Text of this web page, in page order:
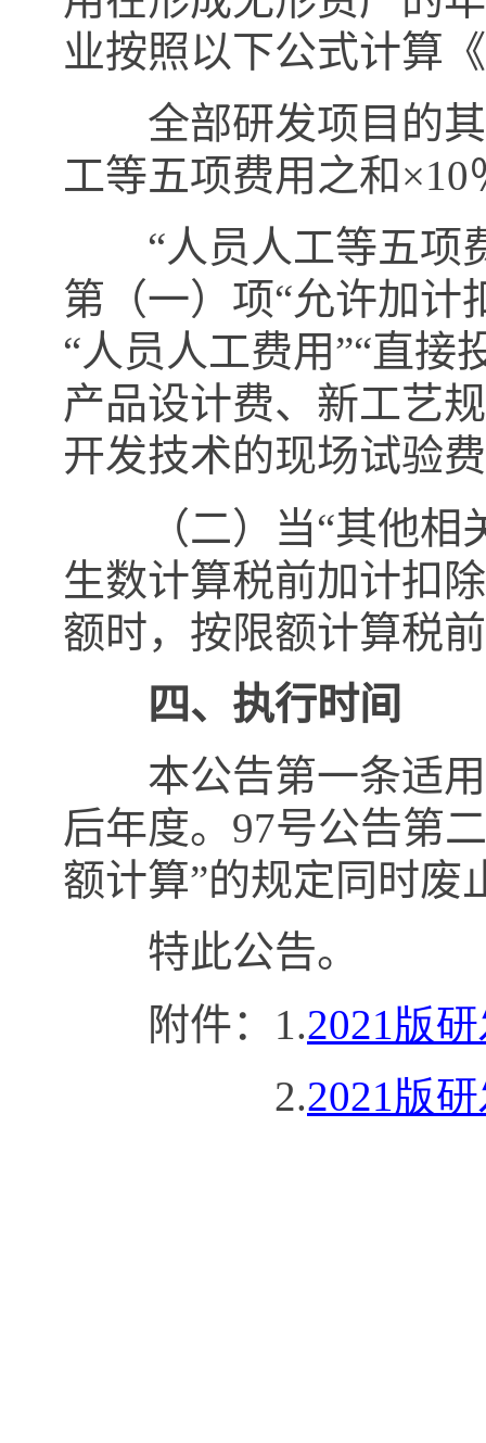
业按照以下公式计算
全部研发项目的其
工等五项费用之和 ×10
“人员人工等五项
第（一）项“允许加计
“人员人工费用”“直接
产品设计费、新工艺
开发技术的现场试验
（二）当“其他相关
生数计算税前加计扣
额时，按限额计算税
四、执行时间
本公告第一条适
后年度。 97号公告第
额计算”的规定同时废
特此公告。
附件： 1.2021版
2.2021版